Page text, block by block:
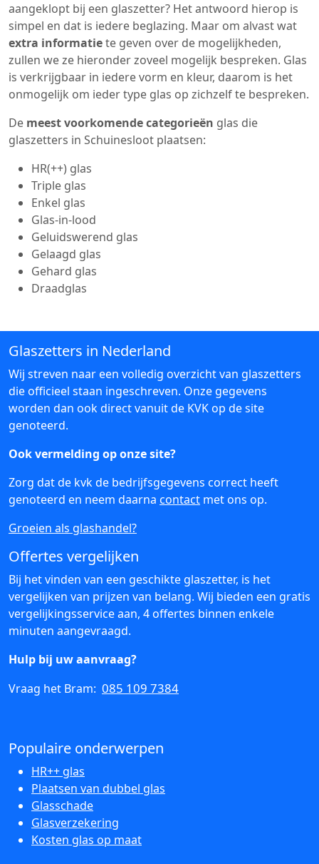
aangeklopt bij een glaszetter? Het antwoord hierop is
simpel en dat is iedere beglazing. Maar om alvast wat
extra informatiete geven over de mogelijkheden,
zullen we ze hieronder zoveel mogelijk bespreken. Glas
is verkrijgbaar in iedere vorm en kleur, daarom is het
onmogelijk om ieder type glas op zichzelf te bespreken.
De meest voorkomende categorieën glas die
glaszetters in Schuinesloot plaatsen:
HR(++) glas
Triple glas
Enkel glas
Glas-in-lood
Geluidswerend glas
Gelaagd glas
Gehard glas
Draadglas
Glaszetters in Nederland
Wij streven naar een volledig overzicht van glaszetters
die officieel staan ingeschreven. Onze gegevens
worden dan ook direct vanuit de KVK op de site
genoteerd.
Ook vermelding op onze site?
Zorg dat de kvk de bedrijfsgegevens correct heeft
genoteerd en neem daarna contact met ons op.
Groeien als glashandel?
Offertes vergelijken
Bij het vinden van een geschikte glaszetter, is het
vergelijken van prijzen van belang. Wij bieden een gratis
vergelijkingsservice aan, 4 offertes binnen enkele
minuten aangevraagd.
Hulp bij uw aanvraag?
Vraag het Bram: 085 109 7384
Populaire onderwerpen
HR++ glas
Plaatsen van dubbel glas
Glasschade
Glasverzekering
Kosten glas op maat